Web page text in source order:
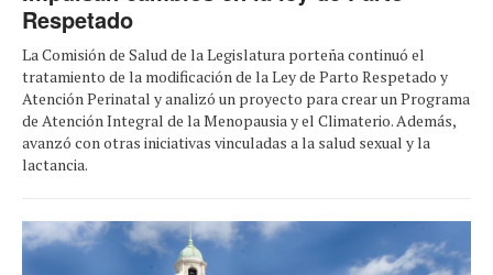
Respetado
La Comisión de Salud de la Legislatura porteña continuó el
tratamiento de la modificación de la Ley de Parto Respetado y
Atención Perinatal y analizó un proyecto para crear un Programa
de Atención Integral de la Menopausia y el Climaterio. Además,
avanzó con otras iniciativas vinculadas a la salud sexual y la
lactancia.